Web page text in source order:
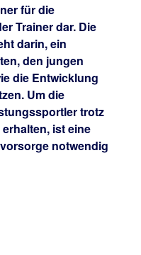
für die
Trainer dar. Die
darin, ein
den jungen
die Entwicklung
Um die
trotz
ist eine
notwendig